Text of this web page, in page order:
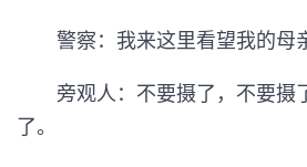
警察：我来这里看望我的母
旁观人：不要摄了，不要摄
了。